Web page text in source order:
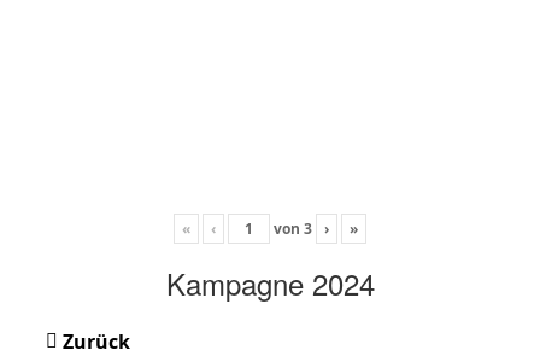
« ‹ von 3 › »
Kampagne 2024
Zurück